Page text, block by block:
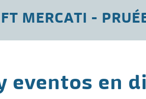
MERCATI -
eventos en